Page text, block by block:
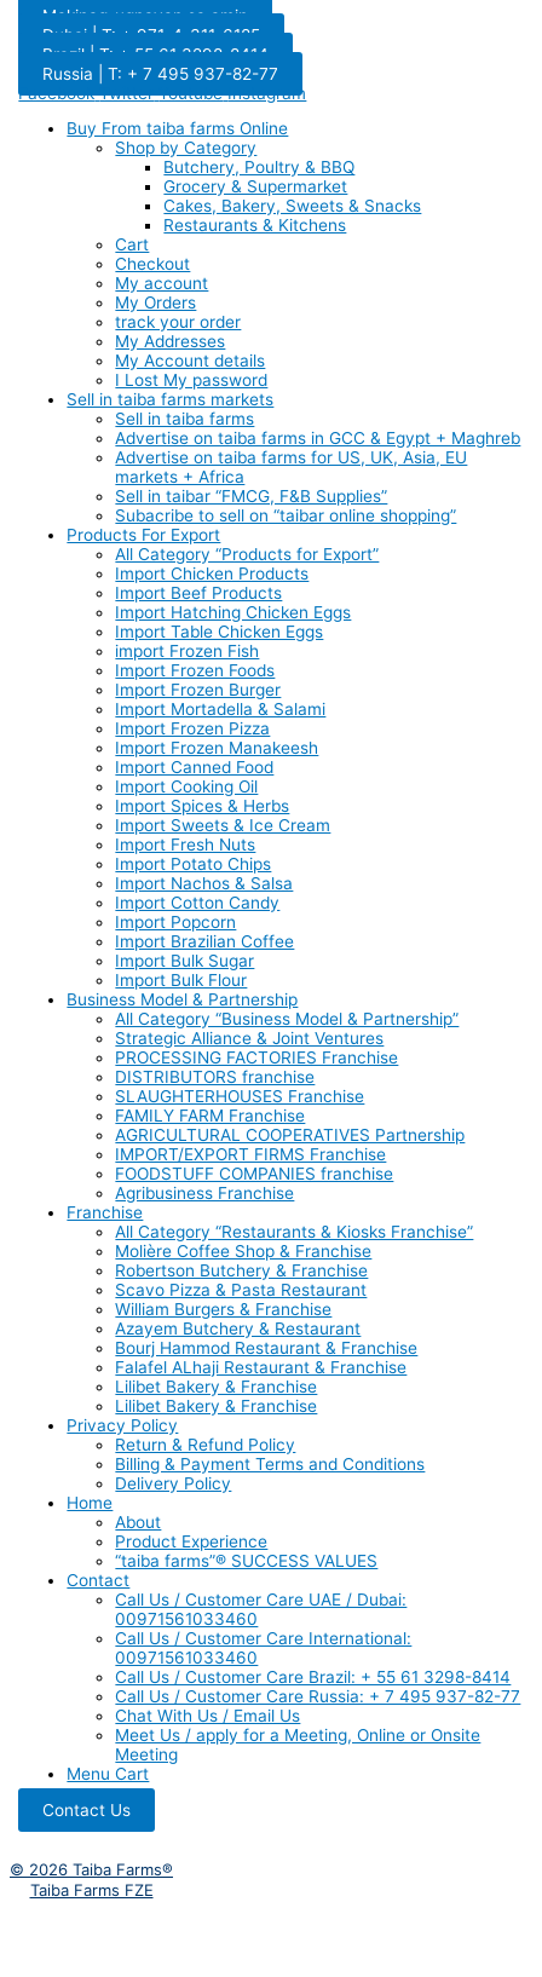
Makipag-ugnayan sa amin
Dubai | T: + 971-4-311-6185
Brazil | T: + 55 61 3298-8414
Russia | T: + 7 495 937-82-77
Facebook Twitter Youtube Instagram
Buy From taiba farms Online
Shop by Category
Butchery, Poultry & BBQ
Grocery & Supermarket
Cakes, Bakery, Sweets & Snacks
Restaurants & Kitchens
Cart
Checkout
My account
My Orders
track your order
My Addresses
My Account details
I Lost My password
Sell in taiba farms markets
Sell in taiba farms
Advertise on taiba farms in GCC & Egypt + Maghreb
Advertise on taiba farms for US, UK, Asia, EU
markets + Africa
Sell in taibar “FMCG, F&B Supplies”
Subacribe to sell on “taibar online shopping”
Products For Export
All Category “Products for Export”
Import Chicken Products
Import Beef Products
Import Hatching Chicken Eggs
Import Table Chicken Eggs
import Frozen Fish
Import Frozen Foods
Import Frozen Burger
Import Mortadella & Salami
Import Frozen Pizza
Import Frozen Manakeesh
Import Canned Food
Import Cooking Oil
Import Spices & Herbs
Import Sweets & Ice Cream
Import Fresh Nuts
Import Potato Chips
Import Nachos & Salsa
Import Cotton Candy
Import Popcorn
Import Brazilian Coffee
Import Bulk Sugar
Import Bulk Flour
Business Model & Partnership
All Category “Business Model & Partnership”
Strategic Alliance & Joint Ventures
PROCESSING FACTORIES Franchise
DISTRIBUTORS franchise
SLAUGHTERHOUSES Franchise
FAMILY FARM Franchise
AGRICULTURAL COOPERATIVES Partnership
IMPORT/EXPORT FIRMS Franchise
FOODSTUFF COMPANIES franchise
Agribusiness Franchise
Franchise
All Category “Restaurants & Kiosks Franchise”
Molière Coffee Shop & Franchise
Robertson Butchery & Franchise
Scavo Pizza & Pasta Restaurant
William Burgers & Franchise
Azayem Butchery & Restaurant
Bourj Hammod Restaurant & Franchise
Falafel ALhaji Restaurant & Franchise
Lilibet Bakery & Franchise
Lilibet Bakery & Franchise
Privacy Policy
Return & Refund Policy
Billing & Payment Terms and Conditions
Delivery Policy
Home
About
Product Experience
“taiba farms”® SUCCESS VALUES
Contact
Call Us / Customer Care UAE / Dubai:
00971561033460
Call Us / Customer Care International:
00971561033460
Call Us / Customer Care Brazil: + 55 61 3298-8414
Call Us / Customer Care Russia: + 7 495 937-82-77
Chat With Us / Email Us
Meet Us / apply for a Meeting, Online or Onsite
Meeting
Menu Cart
Contact Us
© 2026 Taiba Farms®
Taiba Farms FZE